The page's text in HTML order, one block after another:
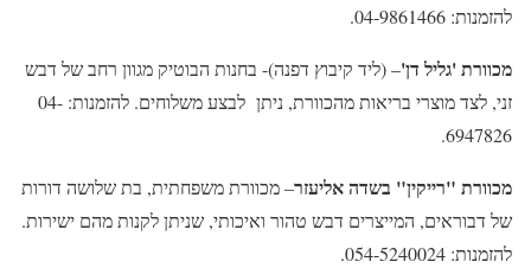
להזמנות: 04-9861466.
מכוורת 'גליל דן'– (ליד קיבוץ דפנה)- בחנות הבוטיק מגוון רחב של דבש
זני, לצד מוצרי בריאות מהכוורת, ניתן לבצע משלוחים. להזמנות: 04-
6947826.
מכוורת "רייקין" בשדה אליעזר– מכוורת משפחתית, בת שלושה דורות
של דבוראים, המייצרים דבש טהור ואיכותי, שניתן לקנות מהם ישירות.
להזמנות: 054-5240024.